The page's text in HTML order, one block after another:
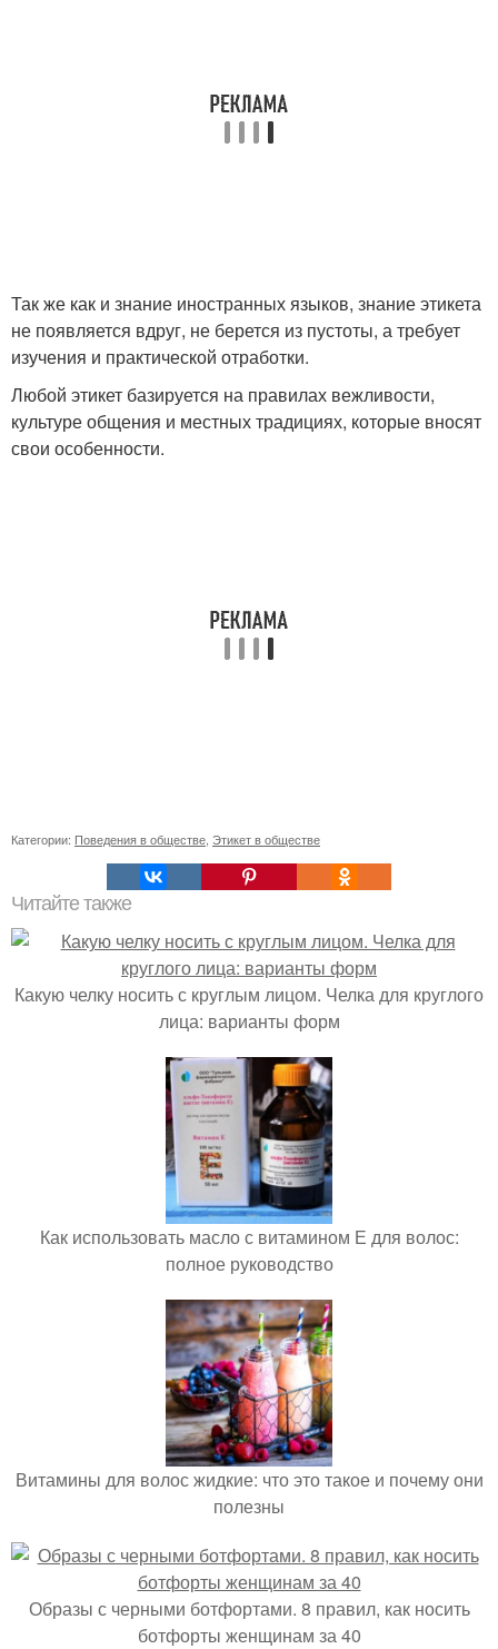
Так же как и знание иностранных языков, знание этикета
не появляется вдруг, не берется из пустоты, а требует
изучения и практической отработки.
Любой этикет базируется на правилах вежливости,
культуре общения и местных традициях, которые вносят
свои особенности.
Категории: Поведения в обществе Этикет в обществе
Читайте также
Какую челку носить с круглым лицом. Челка для круглого
лица: варианты форм
Как использовать масло с витамином Е для волос:
полное руководство
Витамины для волос жидкие: что это такое и почему они
полезны
Образы с черными ботфортами. 8 правил, как носить
ботфорты женщинам за 40